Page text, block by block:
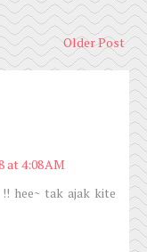
Older Post
at 4:08 AM
hee~ tak ajak kite